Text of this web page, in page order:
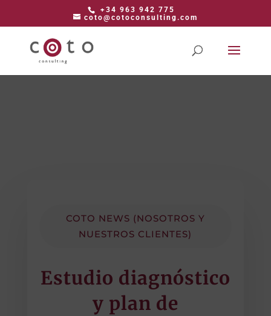
+34 963 942 775
coto@cotoconsulting.com
COTO NEWS (NOSOTROS Y
NUESTROS CLIENTES)
Estudio diagnóstico
y plan de